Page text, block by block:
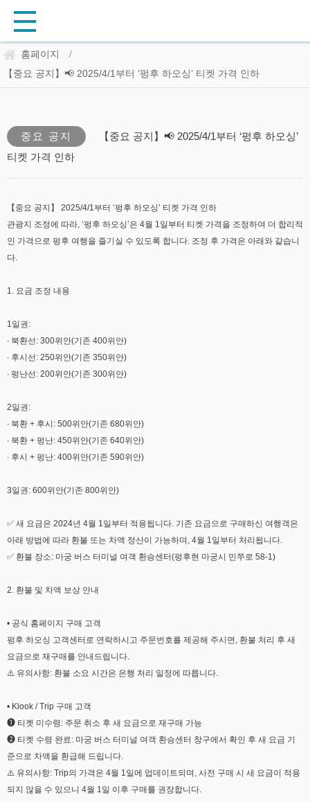
홈페이지 /
【중요 공지】📢 2025/4/1부터 ‘펑후 하오싱’ 티켓 가격 인하
중요 공지
【중요 공지】📢 2025/4/1부터 ‘펑후 하오싱’
티켓 가격 인하
【중요 공지】 2025/4/1부터 ‘펑후 하오싱’ 티켓 가격 인하
관광지 조정에 따라, ‘펑후 하오싱’은 4월 1일부터 티켓 가격을 조정하여 더 합리적
인 가격으로 펑후 여행을 즐기실 수 있도록 합니다. 조정 후 가격은 아래와 같습니
다.
1. 요금 조정 내용
1일권:
∙ 북환선: 300위안(기존 400위안)
∙ 후시선: 250위안(기존 350위안)
∙ 펑난선: 200위안(기존 300위안)
2일권:
∙ 북환 + 후시: 500위안(기존 680위안)
∙ 북환 + 펑난: 450위안(기존 640위안)
∙ 후시 + 펑난: 400위안(기존 590위안)
3일권: 600위안(기존 800위안)
✅ 새 요금은 2024년 4월 1일부터 적용됩니다. 기존 요금으로 구매하신 여행객은
아래 방법에 따라 환불 또는 차액 정산이 가능하며, 4월 1일부터 처리됩니다.
✅ 환불 장소: 마궁 버스 터미널 여객 환승센터(펑후현 마궁시 민쭈로 58-1)
2. 환불 및 차액 보상 안내
• 공식 홈페이지 구매 고객
펑후 하오싱 고객센터로 연락하시고 주문번호를 제공해 주시면, 환불 처리 후 새
요금으로 재구매를 안내드립니다.
⚠️ 유의사항: 환불 소요 시간은 은행 처리 일정에 따릅니다.
• Klook / Trip 구매 고객
➊ 티켓 미수령: 주문 취소 후 새 요금으로 재구매 가능
➋ 티켓 수령 완료: 마궁 버스 터미널 여객 환승센터 창구에서 확인 후 새 요금 기
준으로 차액을 환급해 드립니다.
⚠️ 유의사항: Trip의 가격은 4월 1일에 업데이트되며, 사전 구매 시 새 요금이 적용
되지 않을 수 있으니 4월 1일 이후 구매를 권장합니다.